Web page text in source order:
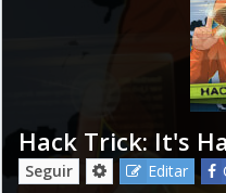
Hack Trick: It's
Seguir Editar